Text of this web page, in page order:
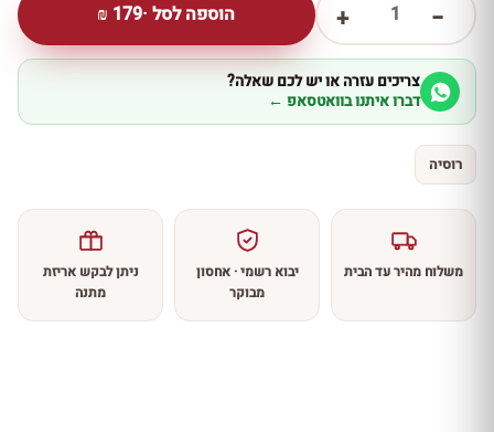
−
1
+ הוספה לסל ·179
₪
צריכים עזרה או יש לכם שאלה?
דברו איתנו בוואטסאפ ←
רוסיה
משלוח מהיר עד הבית
יבוא רשמי · אחסון
מבוקר
ניתן לבקש אריזת
מתנה